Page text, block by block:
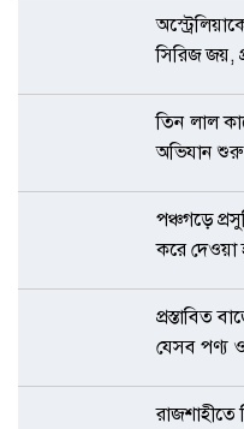
সিরিজ জয়,
তিন লাল
অভিযান শুরু
পঞ্চগড়ে
করে দেওয়া
প্রস্তাবিত
যেসব পণ্য